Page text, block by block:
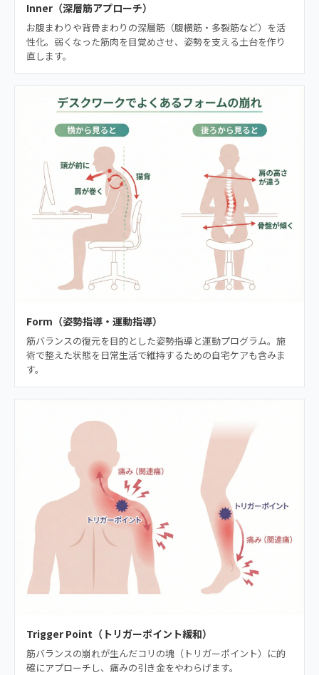
Inner（深層筋アプローチ）
お腹まわりや背骨まわりの深層筋（腹横筋・多裂筋など）を活
性化。弱くなった筋肉を目覚めさせ、姿勢を支える土台を作り
直します。
Form（姿勢指導・運動指導）
筋バランスの復元を目的とした姿勢指導と運動プログラム。施
術で整えた状態を日常生活で維持するための自宅ケアも含みま
す。
Trigger Point（トリガーポイント緩和）
筋バランスの崩れが生んだコリの塊（トリガーポイント）に的
確にアプローチし、痛みの引き金をやわらげます。